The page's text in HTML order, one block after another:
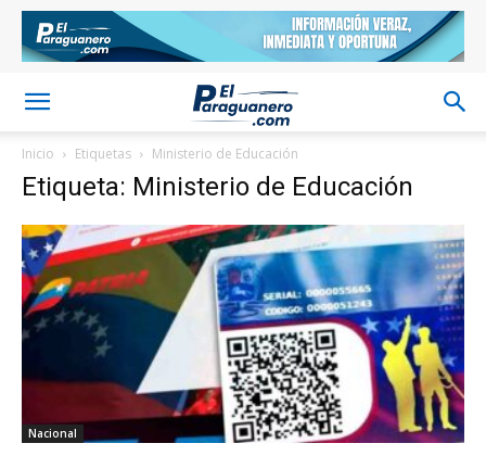
Inicio Etiquetas Ministerio de Educación
Etiqueta: Ministerio de Educación
Nacional